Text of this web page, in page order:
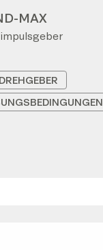
MAX